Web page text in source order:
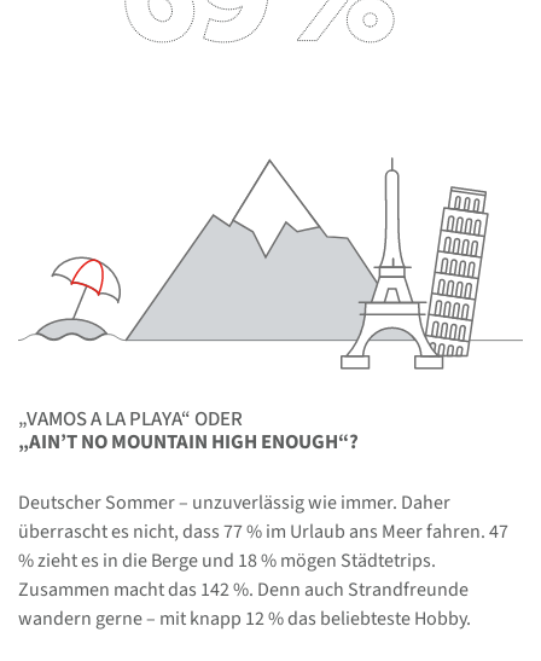
„VAMOS A LA PLAYA“ ODER
„AIN’T NO MOUNTAIN HIGH ENOUGH“?
Deutscher Sommer – unzuverlässig wie immer. Daher
überrascht es nicht, dass 77 % im Urlaub ans Meer fahren. 47
% zieht es in die Berge und 18 % mögen Städtetrips.
Zusammen macht das 142 %. Denn auch Strandfreunde
wandern gerne – mit knapp 12 % das beliebteste Hobby.